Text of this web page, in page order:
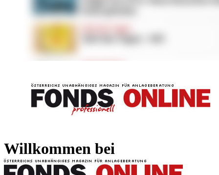
Willkommen bei